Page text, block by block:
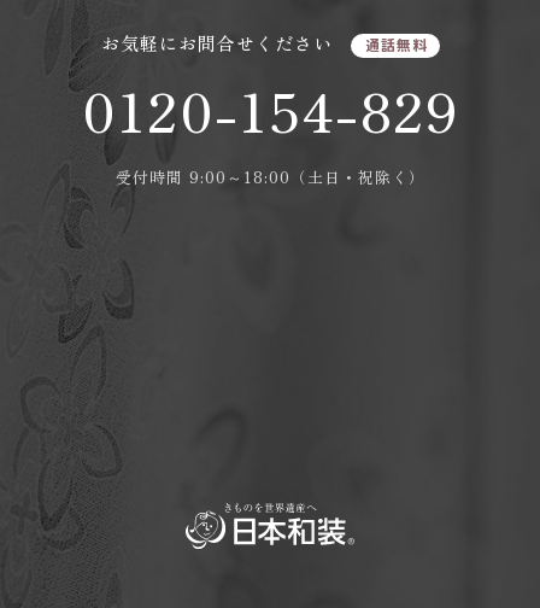
お気軽にお問合せください 通話無料
0120-154-829
受付時間 9:00～18:00（土日・祝除く）